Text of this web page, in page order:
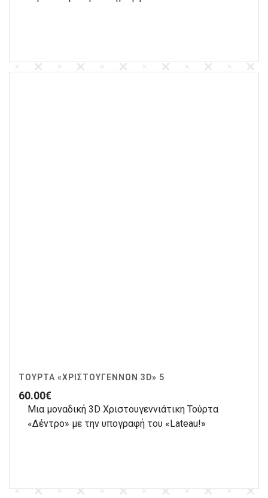
ΤΟΎΡΤΑ «ΧΡΙΣΤΟΥΓΈΝΝΩΝ 3D» 5
60.00€
Μια μοναδική 3D Χριστουγεννιάτικη Τούρτα
«Δέντρο» με την υπογραφή του «Lateau!»